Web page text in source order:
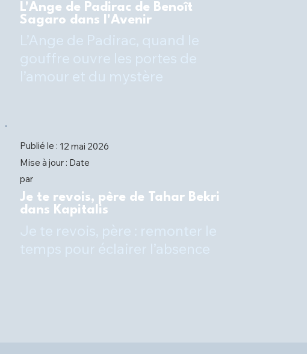
L'Ange de Padirac de Benoît
Sagaro dans l'Avenir
Publié le : 12 mai 2026
Mise à jour : Date
par
Je te revois, père de Tahar Bekri
dans Kapitalis